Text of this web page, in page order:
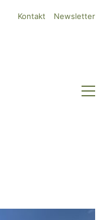
Kontakt Newsletter